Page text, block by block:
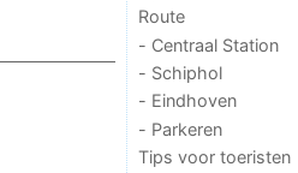
Route
- Centraal Station
- Schiphol
- Eindhoven
- Parkeren
Tips voor toeristen